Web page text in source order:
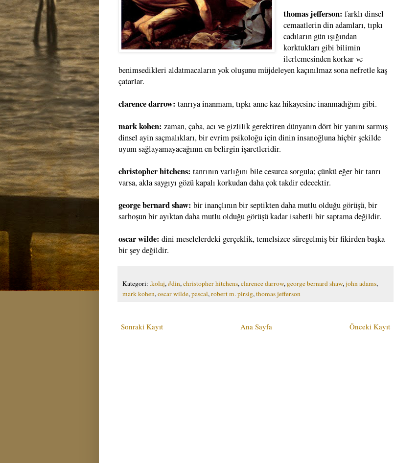
thomas jefferson: farklı dinsel
cemaatlerin din adamları, tıpkı
cadıların gün ışığından
korktukları gibi bilimin
ilerlemesinden korkar ve
benimsedikleri aldatmacaların yok oluşunu müjdeleyen kaçınılmaz sona nefretle kaş
çatarlar.
clarence darrow: tanrıya inanmam, tıpkı anne kaz hikayesine inanmadığım gibi.
mark kohen: zaman, çaba, acı ve gizlilik gerektiren dünyanın dört bir yanını sarmış
dinsel ayin saçmalıkları, bir evrim psikoloğu için dinin insanoğluna hiçbir şekilde
uyum sağlayamayacağının en belirgin işaretleridir.
christopher hitchens: tanrının varlığını bile cesurca sorgula; çünkü eğer bir tanrı
varsa, akla saygıyı gözü kapalı korkudan daha çok takdir edecektir.
george bernard shaw: bir inançlının bir septikten daha mutlu olduğu görüşü, bir
sarhoşun bir ayıktan daha mutlu olduğu görüşü kadar isabetli bir saptama değildir.
oscar wilde: dini meselelerdeki gerçeklik, temelsizce süregelmiş bir fikirden başka
bir şey değildir.
Kategori: .kolaj,#din,christopher hitchens,clarence darrow, george bernard shaw,john adams,
mark kohen,oscar wilde,pascal,robert m. pirsig,thomas jefferson
Sonraki Kayıt Önceki Kayıt
Ana Sayfa